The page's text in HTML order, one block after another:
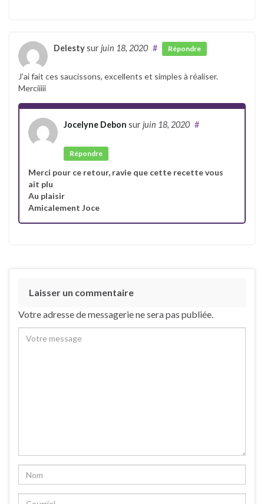
Delestysur juin 18, 2020 # Répondre
J’ai fait ces saucissons, excellents et simples à réaliser.
Merciiiii
Jocelyne Debon sur juin 18, 2020 #
Répondre
Merci pour ce retour, ravie que cette recette vous
ait plu
Au plaisir
Amicalement Joce
Laisser un commentaire
Votre adresse de messagerie ne sera pas publiée.